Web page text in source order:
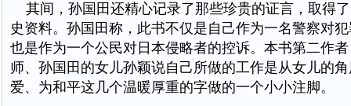
其间，孙国田还精心记录了那些珍贵的证言，取得
史资料。孙国田称，此书不仅是自己作为一名警察对
也是作为一个公民对日本侵略者的控诉。本书第二作
师、孙国田的女儿孙颖说自己所做的工作是从女儿的
爱、为和平这几个温暖厚重的字做的一个小小注脚。